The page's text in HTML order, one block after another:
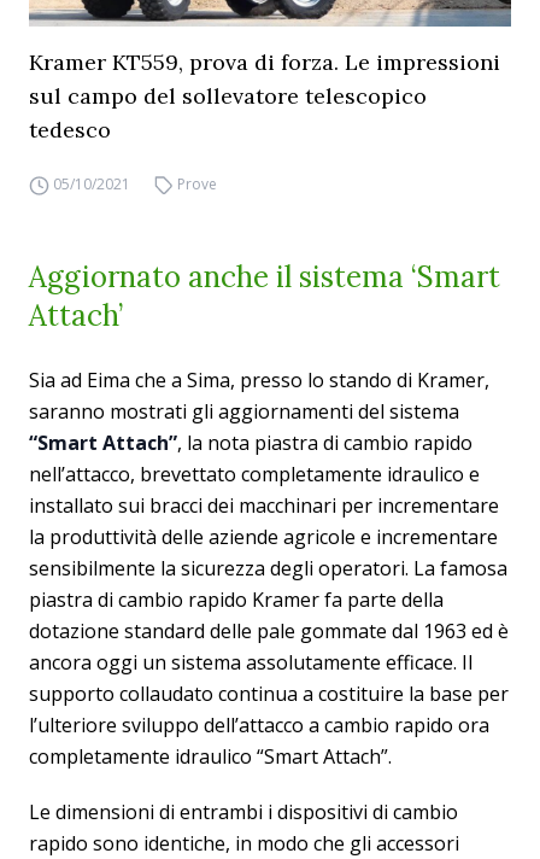
Kramer KT559, prova di forza. Le impressioni
sul campo del sollevatore telescopico
tedesco
05/10/2021 Prove
Aggiornato anche il sistema ‘Smart
Attach’
Sia ad Eima che a Sima, presso lo stando di Kramer,
saranno mostrati gli aggiornamenti del sistema
“Smart Attach”, la nota piastra di cambio rapido
nell’attacco, brevettato completamente idraulico e
installato sui bracci dei macchinari per incrementare
la produttività delle aziende agricole e incrementare
sensibilmente la sicurezza degli operatori. La famosa
piastra di cambio rapido Kramer fa parte della
dotazione standard delle pale gommate dal 1963 ed è
ancora oggi un sistema assolutamente efficace. Il
supporto collaudato continua a costituire la base per
l’ulteriore sviluppo dell’attacco a cambio rapido ora
completamente idraulico “Smart Attach”.
Le dimensioni di entrambi i dispositivi di cambio
rapido sono identiche, in modo che gli accessori